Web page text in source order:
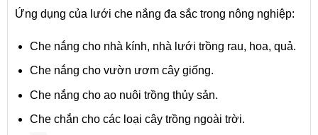
Ứng dụng của lưới che nắng đa sắc trong nông nghiệp:
Che nắng cho nhà kính, nhà lưới trồng rau, hoa, quả.
Che nắng cho vườn ươm cây giống.
Che nắng cho ao nuôi trồng thủy sản.
Che chắn cho các loại cây trồng ngoài trời.